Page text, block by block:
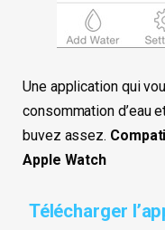
Une application qui
consommation d’eau
buvez assez.
Apple Watch
Télécharger